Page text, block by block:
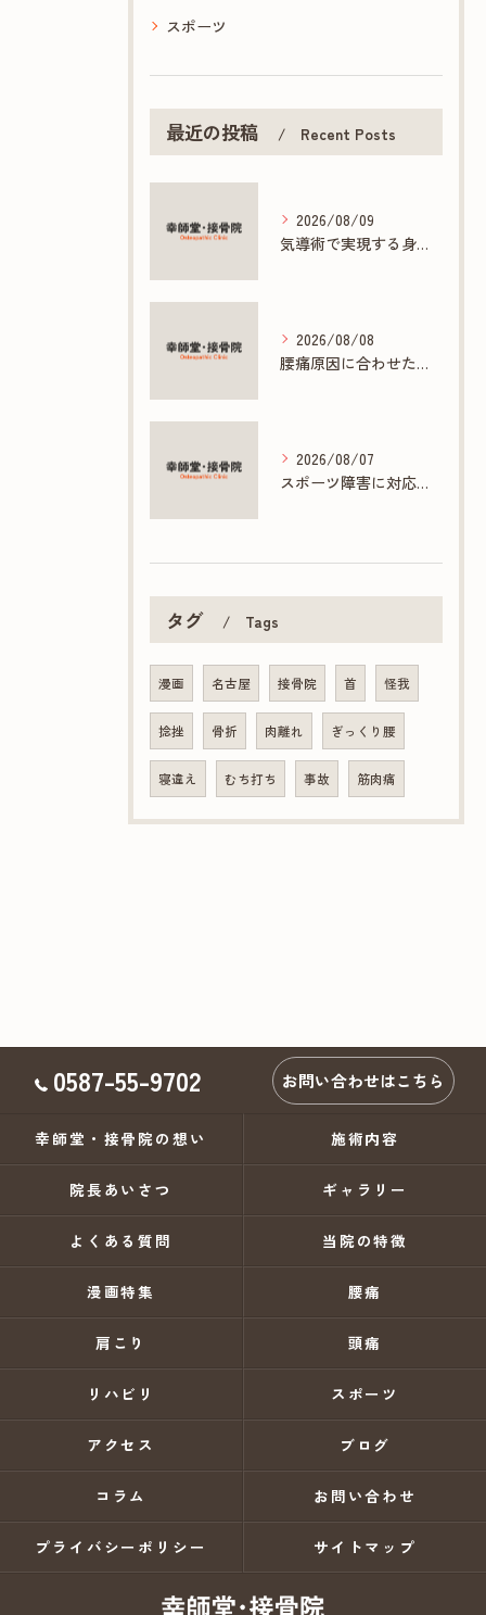
スポーツ
最近の投稿 Recent Posts
2026/08/09
気導術で実現する身体と心の根本ケアとは
2026/08/08
腰痛原因に合わせた接骨院の根本ケア方法
2026/08/07
スポーツ障害に対応する接骨院の専門施術とは
タグ Tags
漫画 名古屋 接骨院 首 怪我
捻挫 骨折 肉離れ ぎっくり腰
寝違え むち打ち 事故 筋肉痛
0587-55-9702 お問い合わせはこちら
幸師堂・接骨院の想い 施術内容
院長あいさつ ギャラリー
よくある質問 当院の特徴
漫画特集 腰痛
肩こり 頭痛
リハビリ スポーツ
アクセス ブログ
コラム お問い合わせ
プライバシーポリシー サイトマップ